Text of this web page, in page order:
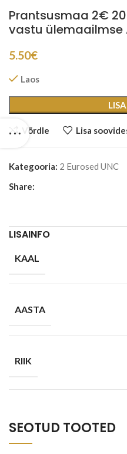
Prantsusmaa 2€
vastu ülemaailmse
5.50€
Laos
Võrdle Lisa
Kategooria: 2 Eurosed UNC
Share:
LISAINFO
KAAL
AASTA
RIIK
SEOTUD TOOTED